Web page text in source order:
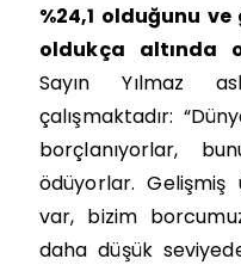
%24,1 olduğunu
oldukça altında
Sayın Yılmaz
çalışmaktadır:
borçlanıyorlar,
ödüyorlar.
var, bizim
daha düşük